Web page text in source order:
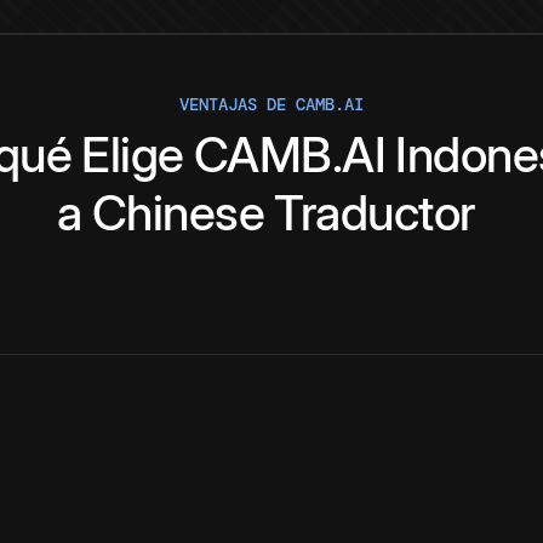
VENTAJAS DE CAMB.AI
Elige CAMB.AI
a ChineseTraductor